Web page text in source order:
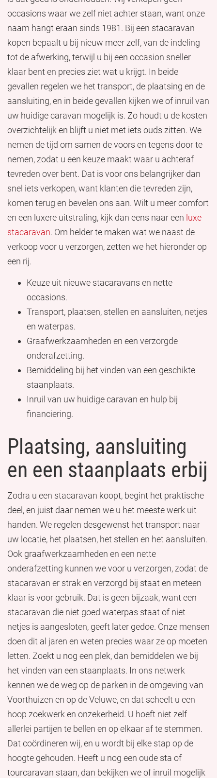
occasions waar we zelf niet achter staan, want onze
naam hangt eraan sinds 1981. Bij een stacaravan
kopen bepaalt u bij nieuw meer zelf, van de indeling
tot de afwerking, terwijl u bij een occasion sneller
klaar bent en precies ziet wat u krijgt. In beide
gevallen regelen we het transport, de plaatsing en de
aansluiting, en in beide gevallen kijken we of inruil van
uw huidige caravan mogelijk is. Zo houdt u de kosten
overzichtelijk en blijft u niet met iets ouds zitten. We
nemen de tijd om samen de voors en tegens door te
nemen, zodat u een keuze maakt waar u achteraf
tevreden over bent. Dat is voor ons belangrijker dan
snel iets verkopen, want klanten die tevreden zijn,
komen terug en bevelen ons aan. Wilt u meer comfort
en een luxere uitstraling, kijk dan eens naar een luxe
stacaravan. Om helder te maken wat we naast de
verkoop voor u verzorgen, zetten we het hieronder op
een rij.
Keuze uit nieuwe stacaravans en nette
occasions.
Transport, plaatsen, stellen en aansluiten, netjes
en waterpas.
Graafwerkzaamheden en een verzorgde
onderafzetting.
Bemiddeling bij het vinden van een geschikte
staanplaats.
Inruil van uw huidige caravan en hulp bij
financiering.
Plaatsing, aansluiting
en een staanplaats erbij
Zodra u een stacaravan koopt, begint het praktische
deel, en juist daar nemen we u het meeste werk uit
handen. We regelen desgewenst het transport naar
uw locatie, het plaatsen, het stellen en het aansluiten.
Ook graafwerkzaamheden en een nette
onderafzetting kunnen we voor u verzorgen, zodat de
stacaravan er strak en verzorgd bij staat en meteen
klaar is voor gebruik. Dat is geen bijzaak, want een
stacaravan die niet goed waterpas staat of niet
netjes is aangesloten, geeft later gedoe. Onze mensen
doen dit al jaren en weten precies waar ze op moeten
letten. Zoekt u nog een plek, dan bemiddelen we bij
het vinden van een staanplaats. In ons netwerk
kennen we de weg op de parken in de omgeving van
Voorthuizen en op de Veluwe, en dat scheelt u een
hoop zoekwerk en onzekerheid. U hoeft niet zelf
allerlei partijen te bellen en op elkaar af te stemmen.
Dat coördineren wij, en u wordt bij elke stap op de
hoogte gehouden. Heeft u nog een oude sta of
tourcaravan staan, dan bekijken we of inruil mogelijk